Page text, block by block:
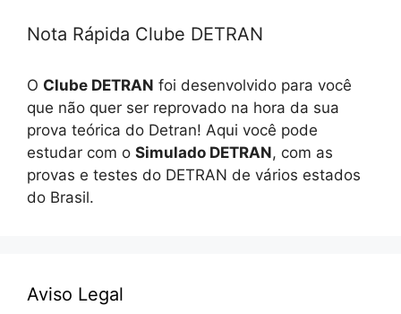
Nota Rápida Clube DETRAN
O Clube DETRAN foi desenvolvido para você
que não quer ser reprovado na hora da sua
prova teórica do Detran! Aqui você pode
estudar com o Simulado DETRAN, com as
provas e testes do DETRAN de vários estados
do Brasil.
Aviso Legal